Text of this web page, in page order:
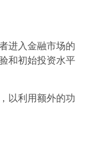
进入金融市场的
和初始投资水平
以利用额外的功